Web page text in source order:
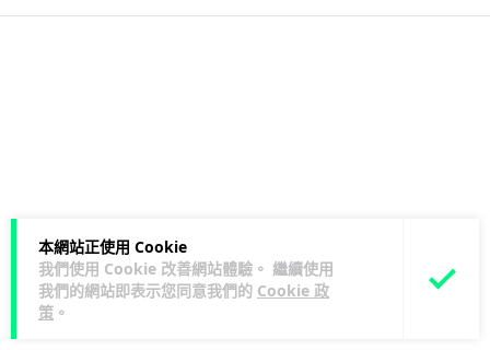
本網站正使用 Cookie
我們使用 Cookie 改善網站體驗。 繼續使用
我們的網站即表示您同意我們的 Cookie 政
策 。